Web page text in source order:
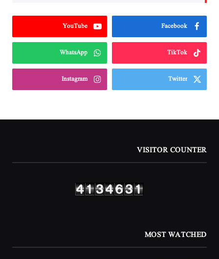
Facebook
YouTube
TikTok
WhatsApp
Twitter
Instagram
VISITOR COUNTER
MOST WATCHED